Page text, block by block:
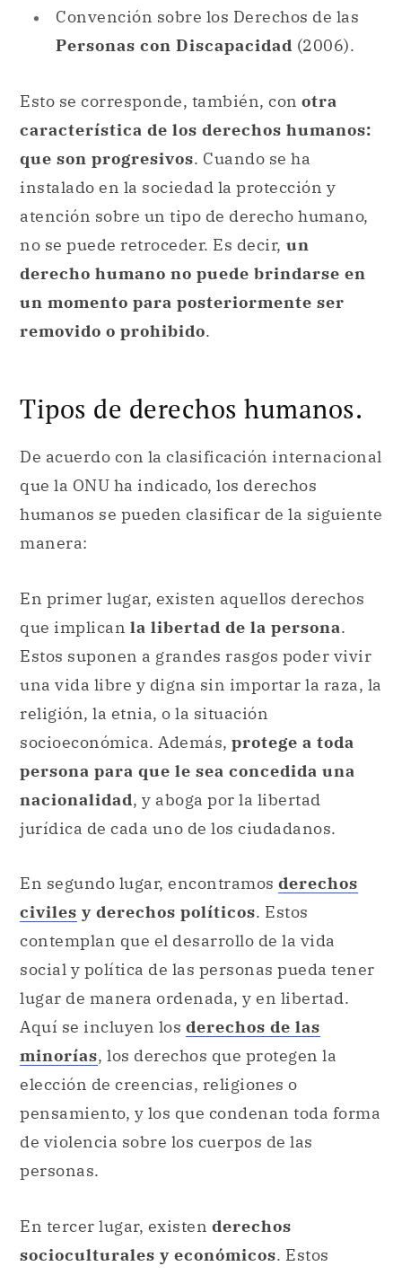
Convención sobre los Derechos de las
Personas con Discapacidad (2006).
Esto se corresponde, también, con otra
característica de los derechos humanos:
que son progresivos. Cuando se ha
instalado en la sociedad la protección y
atención sobre un tipo de derecho humano,
no se puede retroceder. Es decir, un
derecho humano no puede brindarse en
un momento para posteriormente ser
removido o prohibido.
Tipos de derechos humanos.
De acuerdo con la clasificación internacional
que la ONU ha indicado, los derechos
humanos se pueden clasificar de la siguiente
manera:
En primer lugar, existen aquellos derechos
que implican la libertad de la persona.
Estos suponen a grandes rasgos poder vivir
una vida libre y digna sin importar la raza, la
religión, la etnia, o la situación
socioeconómica. Además, protege a toda
persona para que le sea concedida una
nacionalidad, y aboga por la libertad
jurídica de cada uno de los ciudadanos.
En segundo lugar, encontramos derechos
civiles y derechos políticos. Estos
contemplan que el desarrollo de la vida
social y política de las personas pueda tener
lugar de manera ordenada, y en libertad.
Aquí se incluyen los derechos de las
minorías, los derechos que protegen la
elección de creencias, religiones o
pensamiento, y los que condenan toda forma
de violencia sobre los cuerpos de las
personas.
En tercer lugar, existen derechos
socioculturales y económicos. Estos